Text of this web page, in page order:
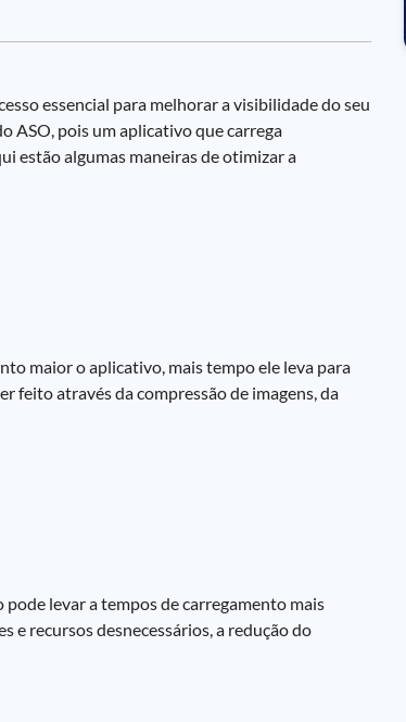
essencial para melhorar a visibilidade do seu
ASO, pois um aplicativo que carrega
estão algumas maneiras de otimizar a
maior o aplicativo, mais tempo ele leva para
feito através da compressão de imagens, da
levar a tempos de carregamento mais
e recursos desnecessários, a redução do